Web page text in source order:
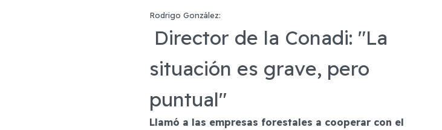
Rodrigo González:
Director de la Conadi: "La
situación es grave, pero
puntual"
Llamó a las empresas forestales a cooperar con el